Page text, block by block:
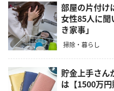
部屋の片付
女性85人に聞
き家事」
掃除・暮らし
貯金上手さん
は【1500万円